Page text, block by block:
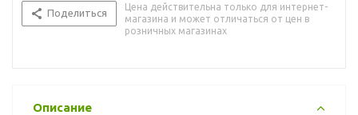
Поделиться
Цена действительна только для интернет-
магазина и может отличаться от цен в
розничных магазинах
Описание